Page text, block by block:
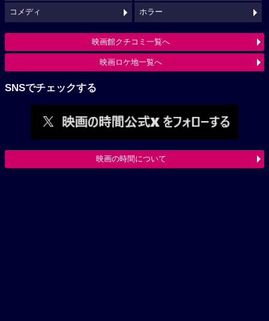
コメディ ホラー
映画館クチコミ一覧へ
映画ロケ地一覧へ
SNSでチェックする
映画の時間について